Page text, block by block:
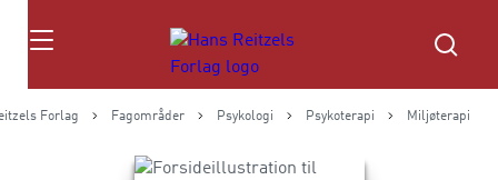
Søg
Forlag Fagområder Psykologi Psykoterapi Miljøterapi